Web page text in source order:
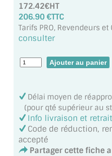
MIROIR ENCADRÉ
MIROIR TV
VERRE SUR MESURE
VERRE TREMPÉ
PAROI DE DOUCHE
VERRE FEUILLETÉ
172.42€HT
206.90 €TTC
Tarifs PRO, Revendeurs et
consulter
Délai moyen de
(pour qté supérieur au
Info livraison et retrait
Code de réduction,
accepté
Partager cette fiche